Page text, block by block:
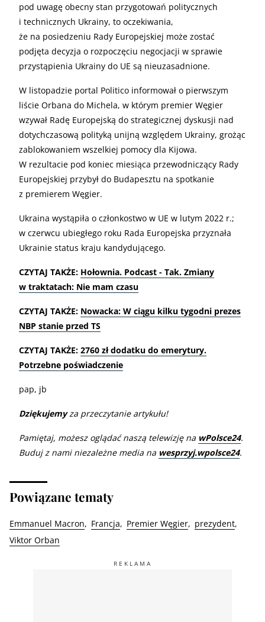
pod uwagę obecny stan przygotowań politycznych
i technicznych Ukrainy, to oczekiwania,
że na posiedzeniu Rady Europejskiej może zostać
podjęta decyzja o rozpoczęciu negocjacji w sprawie
przystąpienia Ukrainy do UE są nieuzasadnione.
W listopadzie portal Politico informował o pierwszym
liście Orbana do Michela, w którym premier Węgier
wzywał Radę Europejską do strategicznej dyskusji nad
dotychczasową polityką unijną względem Ukrainy, grożąc
zablokowaniem wszelkiej pomocy dla Kijowa.
W rezultacie pod koniec miesiąca przewodniczący Rady
Europejskiej przybył do Budapesztu na spotkanie
z premierem Węgier.
Ukraina wystąpiła o członkostwo w UE w lutym 2022 r.;
w czerwcu ubiegłego roku Rada Europejska przyznała
Ukrainie status kraju kandydującego.
CZYTAJ TAKŻE: Hołownia. Podcast - Tak. Zmiany
w traktatach: Nie mam czasu
CZYTAJ TAKŻE: Nowacka: W ciągu kilku tygodni prezes
NBP stanie przed TS
CZYTAJ TAKŻE: 2760 zł dodatku do emerytury.
Potrzebne poświadczenie
pap, jb
Dziękujemyza przeczytanie artykułu!
Pamiętaj, możesz oglądać naszą telewizję na wPolsce24.
Buduj z nami niezależne media na wesprzyj.wpolsce24.
Powiązane tematy
Emmanuel Macron Francja Premier Węgier
prezydent
Viktor Orban